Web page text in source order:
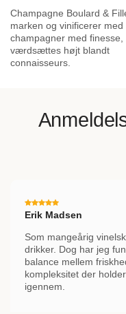
Skaldyr:Østers,
Fisk:Laks eller tun-
Lyst kød:
eller rabarberkompot.
aromaer og friske
Francis Boulard – Les
afspejler både terroirets
Perfekt til særlige
oplevelser – denne
håndværk og passion.
Champagne Boulard &
marken og vinificerer
champagner med
værdsættes højt blandt
connaisseurs.
Erik Madsen
Som mangeårig
drikker. Dog har jeg
balance mellem
kompleksitet der
igennem.